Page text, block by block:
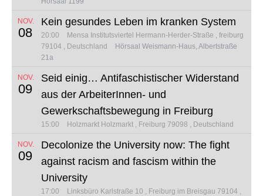
NOV.
08
Kein gesundes Leben im kranken System
20:00 Mensa Institutsviertel Hermann-Herder-Straße
freiburg
79104
Deutschland
Hörsaal Weismann-Haus, Albertstraße
21a
NOV.
09
Seid einig… Antifaschistischer Widerstand
aus der ArbeiterInnen- und
Gewerkschaftsbewegung in Freiburg
15:00 Holzmarkt Holzmarkt Freiburg 79098 Deutschland
NOV.
09
Decolonize the University now: The fight
against racism and fascism within the
University
17:00 Linksbüro Karlstraße 10
Freiburg im Breisgau 79104